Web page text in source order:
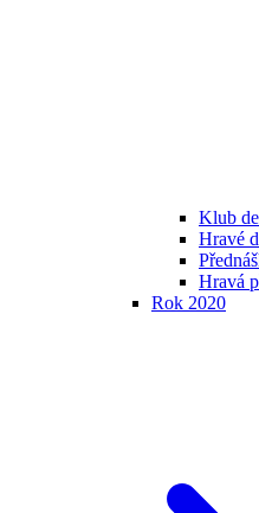
Klub
Hravé
Hravá
Rok 2020